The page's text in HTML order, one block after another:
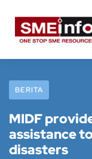
BERITA
MIDF
assistance
disasters